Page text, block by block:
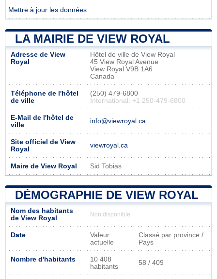
Mettre à jour les données
LA MAIRIE DE VIEW ROYAL
Adresse de View
Royal
Hôtel de ville de View Royal
45 View Royal Avenue
View Royal V9B 1A6
Canada
Téléphone de l'hôtel
de ville
(250) 479-6800
International: +1 250-479-6800
E-Mail de l'hôtel de
ville
info@viewroyal.ca
Site officiel de View
Royal
viewroyal.ca
Maire de View Royal Sid Tobias
DÉMOGRAPHIE DE VIEW ROYAL
Nom des habitants
de View Royal
Non disponible
Date
Valeur
actuelle
Classé par province /
Pays
Nombre d'habitants
10 408
habitants
58 / 409